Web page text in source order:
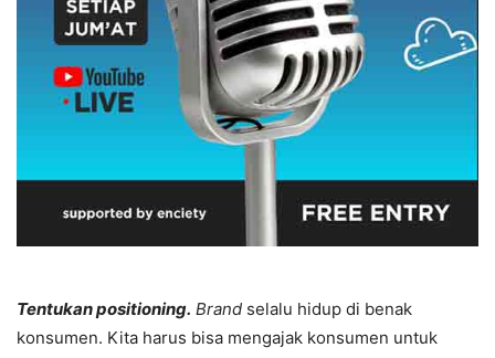
Tentukan positioning. Brand selalu hidup di benak
konsumen. Kita harus bisa mengajak konsumen untuk